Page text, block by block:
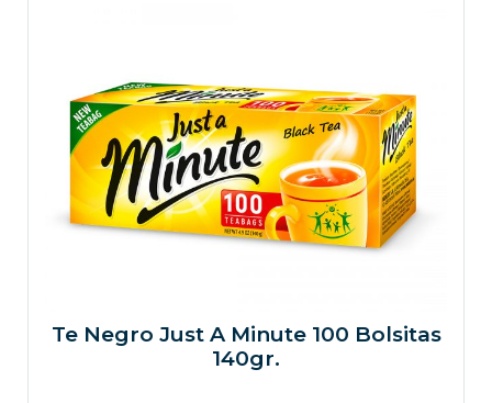
Te Negro Just A Minute 100 Bolsitas
140gr.